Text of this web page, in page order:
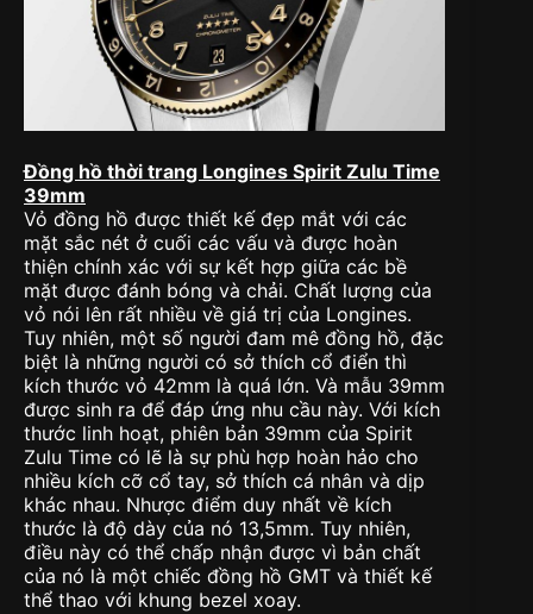
Đồng hồ thời trang Longines Spirit Zulu Time
39mm
Vỏ đồng hồ được thiết kế đẹp mắt với các
mặt sắc nét ở cuối các vấu và được hoàn
thiện chính xác với sự kết hợp giữa các bề
mặt được đánh bóng và chải. Chất lượng của
vỏ nói lên rất nhiều về giá trị của Longines.
Tuy nhiên, một số người đam mê đồng hồ, đặc
biệt là những người có sở thích cổ điển thì
kích thước vỏ 42mm là quá lớn. Và mẫu 39mm
được sinh ra để đáp ứng nhu cầu này. Với kích
thước linh hoạt, phiên bản 39mm của Spirit
Zulu Time có lẽ là sự phù hợp hoàn hảo cho
nhiều kích cỡ cổ tay, sở thích cá nhân và dịp
khác nhau. Nhược điểm duy nhất về kích
thước là độ dày của nó 13,5mm. Tuy nhiên,
điều này có thể chấp nhận được vì bản chất
của nó là một chiếc đồng hồ GMT và thiết kế
thể thao với khung bezel xoay.